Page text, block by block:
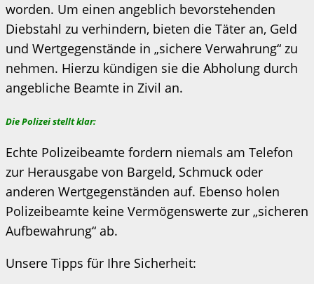
worden. Um einen angeblich bevorstehenden
Diebstahl zu verhindern, bieten die Täter an, Geld
und Wertgegenstände in „sichere Verwahrung“ zu
nehmen. Hierzu kündigen sie die Abholung durch
angebliche Beamte in Zivil an.
Die Polizei stellt klar:
Echte Polizeibeamte fordern niemals am Telefon
zur Herausgabe von Bargeld, Schmuck oder
anderen Wertgegenständen auf. Ebenso holen
Polizeibeamte keine Vermögenswerte zur „sicheren
Aufbewahrung“ ab.
Unsere Tipps für Ihre Sicherheit: